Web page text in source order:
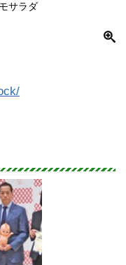
サラダ